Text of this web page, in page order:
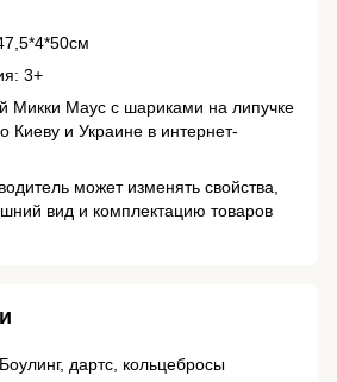
3+
Микки Маус с шариками на липучке
Киеву и Украине в интернет-
может изменять свойства,
вид и комплектацию товаров
Боулинг, дартс, кольцебросы